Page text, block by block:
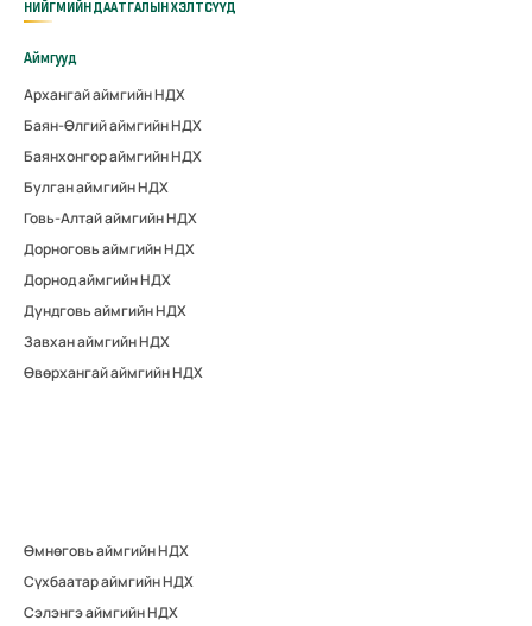
НИЙГМИЙН ДААТГАЛЫН ХЭЛТСҮҮД
Аймгууд
Архангай аймгийн НДХ
Баян-Өлгий аймгийн НДХ
Баянхонгор аймгийн НДХ
Булган аймгийн НДХ
Говь-Алтай аймгийн НДХ
Дорноговь аймгийн НДХ
Дорнод аймгийн НДХ
Дундговь аймгийн НДХ
Завхан аймгийн НДХ
Өвөрхангай аймгийн НДХ
Өмнөговь аймгийн НДХ
Сүхбаатар аймгийн НДХ
Сэлэнгэ аймгийн НДХ